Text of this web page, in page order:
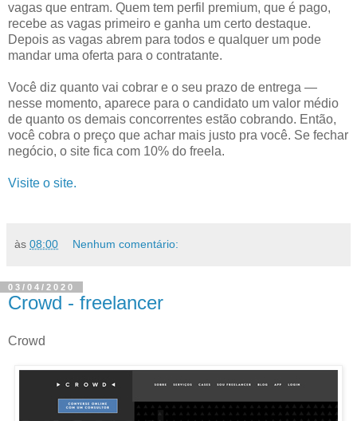
vagas que entram. Quem tem perfil premium, que é pago,
recebe as vagas primeiro e ganha um certo destaque.
Depois as vagas abrem para todos e qualquer um pode
mandar uma oferta para o contratante.
Você diz quanto vai cobrar e o seu prazo de entrega —
nesse momento, aparece para o candidato um valor médio
de quanto os demais concorrentes estão cobrando. Então,
você cobra o preço que achar mais justo pra você. Se fechar
negócio, o site fica com 10% do freela.
Visite o site.
às 08:00 Nenhum comentário:
03/04/2020
Crowd - freelancer
Crowd